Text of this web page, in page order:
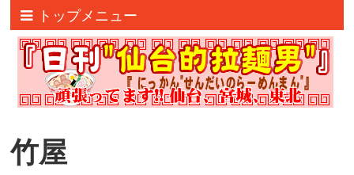
トップメニュー
竹屋